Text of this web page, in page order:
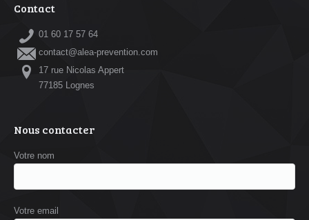
Contact
01 60 17 57 64
contact@alea-prevention.com
17 rue Nicolas Appert
77185 Lognes
Nous contacter
Votre nom
Votre email